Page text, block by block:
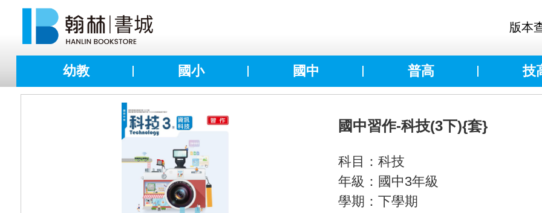
版本
幼教 國小 國中 普高 技
國中習作-科技(3下){套}
科目：科技
年級：國中3年級
學期：下學期